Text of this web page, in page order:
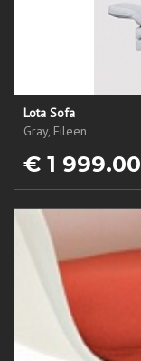
Lota Sofa
Gray, Eileen
€ 1 999.00